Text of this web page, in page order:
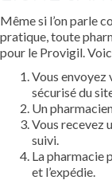
Même si l’on parle
pratique, toute
pour le Provigil.
Vous envoyez
sécurisé du
Un
Vous recevez
suivi.
La pharmacie
et l’expédie.